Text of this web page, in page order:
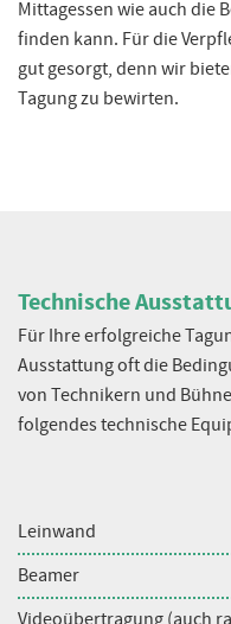
Mittagessen wie auch die
finden kann. Für die
gut gesorgt, denn wir
Tagung zu bewirten.
Technische
Für Ihre erfolgreiche
Ausstattung oft die
von Technikern und
folgendes technische
Leinwand
Beamer